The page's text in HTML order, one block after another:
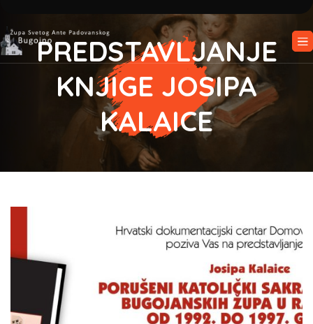
PREDSTAVLJANJE
KNJIGE JOSIPA
KALAICE